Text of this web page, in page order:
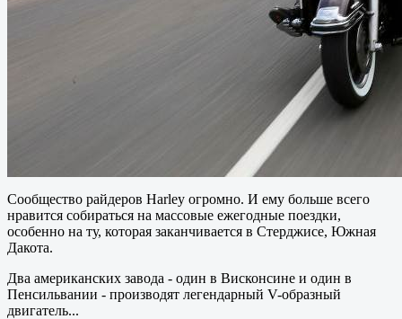
Сообщество райдеров Harley огромно. И ему больше всего
нравится собираться на массовые ежегодные поездки,
особенно на ту, которая заканчивается в Стерджисе, Южная
Дакота.
Два американских завода - один в Висконсине и один в
Пенсильвании - производят легендарный V-образный
двигатель...